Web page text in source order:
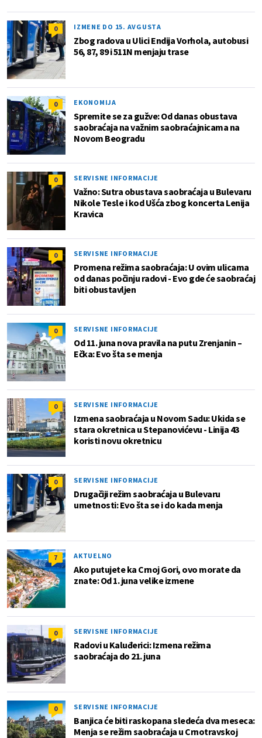
0 IZMENE DO 15. AVGUSTA
Zbog radova u Ulici Endija Vorhola, autobusi
56, 87, 89 i 511N menjaju trase
0 EKONOMIJA
Spremite se za gužve: Od danas obustava
saobraćaja na važnim saobraćajnicama na
Novom Beogradu
0 SERVISNE INFORMACIJE
Važno: Sutra obustava saobraćaja u Bulevaru
Nikole Tesle i kod Ušća zbog koncerta Lenija
Kravica
0 SERVISNE INFORMACIJE
Promena režima saobraćaja: U ovim ulicama
od danas počinju radovi - Evo gde će saobraćaj
biti obustavljen
0 SERVISNE INFORMACIJE
Od 11. juna nova pravila na putu Zrenjanin –
Ečka: Evo šta se menja
0 SERVISNE INFORMACIJE
Izmena saobraćaja u Novom Sadu: Ukida se
stara okretnica u Stepanovićevu - Linija 43
koristi novu okretnicu
0 SERVISNE INFORMACIJE
Drugačiji režim saobraćaja u Bulevaru
umetnosti: Evo šta se i do kada menja
7 AKTUELNO
Ako putujete ka Crnoj Gori, ovo morate da
znate: Od 1. juna velike izmene
0 SERVISNE INFORMACIJE
Radovi u Kaluđerici: Izmena režima
saobraćaja do 21. juna
0 SERVISNE INFORMACIJE
Banjica će biti raskopana sledeća dva meseca:
Menja se režim saobraćaja u Crnotravskoj